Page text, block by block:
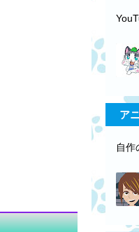
ア
自作